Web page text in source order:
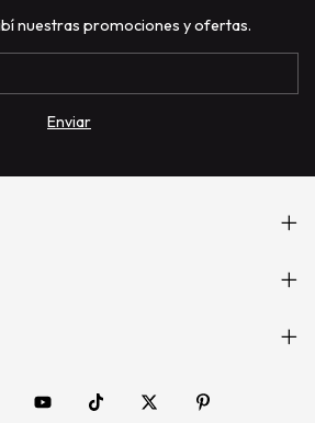
nuestras promociones y ofertas.